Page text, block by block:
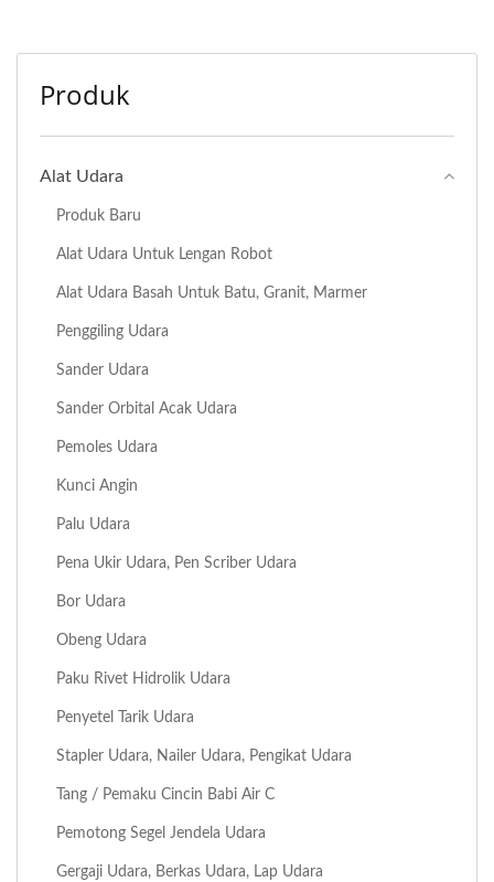
Produk
Alat Udara
Produk Baru
Alat Udara Untuk Lengan Robot
Alat Udara Basah Untuk Batu, Granit, Marmer
Penggiling Udara
Sander Udara
Sander Orbital Acak Udara
Pemoles Udara
Kunci Angin
Palu Udara
Pena Ukir Udara, Pen Scriber Udara
Bor Udara
Obeng Udara
Paku Rivet Hidrolik Udara
Penyetel Tarik Udara
Stapler Udara, Nailer Udara, Pengikat Udara
Tang / Pemaku Cincin Babi Air C
Pemotong Segel Jendela Udara
Gergaji Udara, Berkas Udara, Lap Udara